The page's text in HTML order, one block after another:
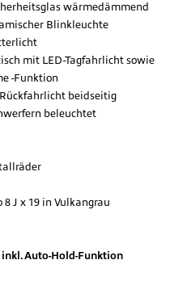
wärmedämmend
Blinkleuchte
mit LED-Tagfahrlicht sowie
-Funktion
beidseitig
beleuchtet
J x 19 in Vulkangrau
Auto-Hold-Funktion